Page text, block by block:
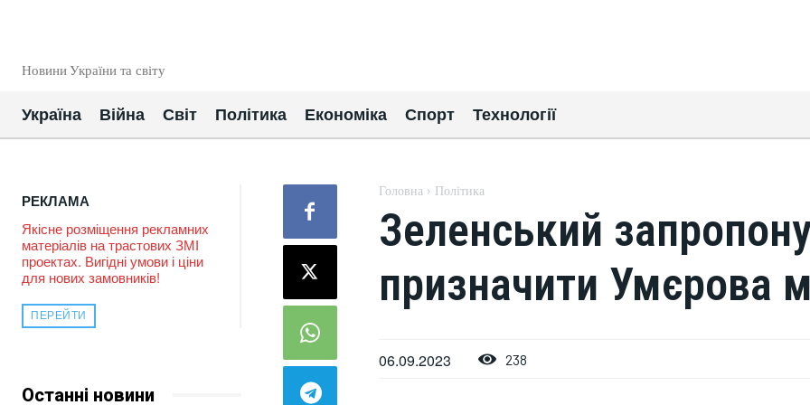
Новини України та світу
Україна Війна Світ Політика Економіка Спорт Технології
РЕКЛАМА
Якісне розміщення рекламних
матеріалів на трастових ЗМІ
проектах. Вигідні умови і ціни
для нових замовників!
ПЕРЕЙТИ
Останні новини
Головна Політика
Зеленський
призначити Умєрова
06.09.2023 238